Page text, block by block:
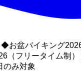
盆バイキング
フリータイム制
み対象